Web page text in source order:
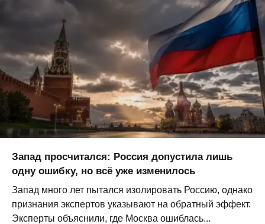
Запад просчитался: Россия допустила лишь
одну ошибку, но всё уже изменилось
Запад много лет пытался изолировать Россию, однако
признания экспертов указывают на обратный эффект.
Эксперты объяснили, где Москва ошиблась...